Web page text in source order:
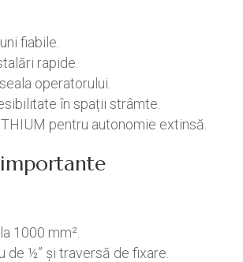
fiabile.
rapide.
operatorului.
în spații strâmte.
pentru autonomie extinsă.
1000 mm².
de ½” și traversă de fixare.